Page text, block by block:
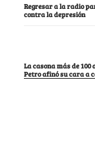
Regresar a la radio
contra la depresión
La casona más de
Petro afinó su cara a